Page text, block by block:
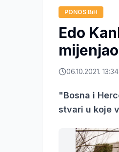
PONOS BiH
Edo
mijenjao
06.10.2021. 13:34
"Bosna i
stvari u koje